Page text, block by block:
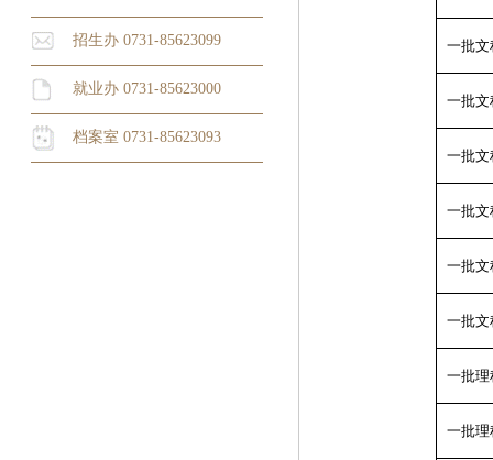
招生办 0731-85623099
就业办 0731-85623000
档案室 0731-85623093
一批文
一批文
一批文
一批文
一批文
一批文
一批理
一批理